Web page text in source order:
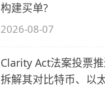
构建买单?
2026-08-07
Clarity Act法案投票
拆解其对比特币、以